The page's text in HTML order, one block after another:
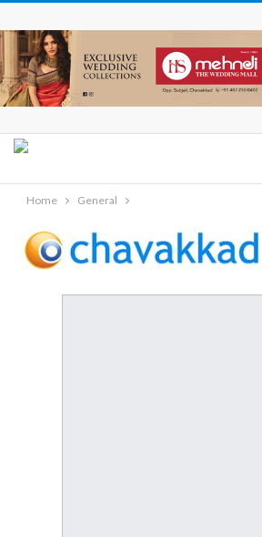
Home General